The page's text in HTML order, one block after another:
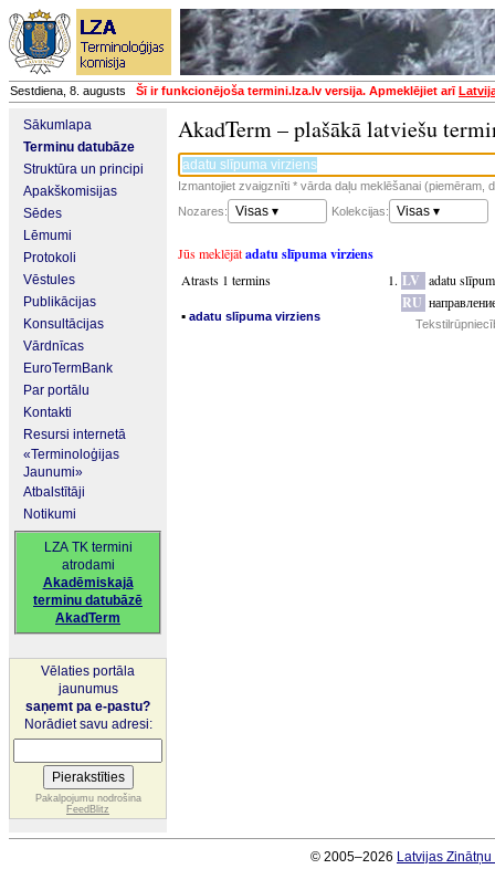
Sestdiena, 8. augusts Šī ir funkcionējoša termini.lza.lv versija. Apmeklējiet arī
Sākumlapa
Terminu datubāze
Struktūra un principi
Apakškomisijas
Sēdes
Lēmumi
Protokoli
Vēstules
Publikācijas
Konsultācijas
Vārdnīcas
EuroTermBank
Par portālu
Kontakti
Resursi internetā
«Terminoloģijas
Jaunumi»
Atbalstītāji
Notikumi
LZA TK termini
atrodami
Akadēmiskajā
terminu datubāzē
AkadTerm
Vēlaties portāla
jaunumus
saņemt pa e-pastu?
Norādiet savu adresi:
Pakalpojumu nodrošina
FeedBlitz
AkadTerm – plašākā latviešu
Izmantojiet zvaigznīti * vārda daļu meklēšanai (piemēram,
Nozares:
Visas ▾ Kolekcijas: Visas ▾
Jūs meklējātadatu slīpuma virziens
Atrasts 1 termins
▪ adatu slīpuma virziens
LV adatu
RU
© 2005–2026 Latvijas